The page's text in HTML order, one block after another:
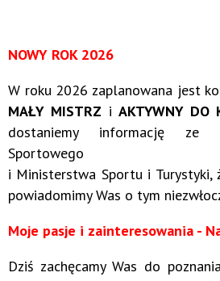
NOWY ROK 2026
W roku 2026 zaplanowana jest
MAŁY MISTRZ i AKTYWNY DO
dostaniemy informację ze
Sportowego
i Ministerstwa Sportu i Turystyki,
powiadomimy Was o tym
Moje pasje i zainteresowania -
Dziś zachęcamy Was do